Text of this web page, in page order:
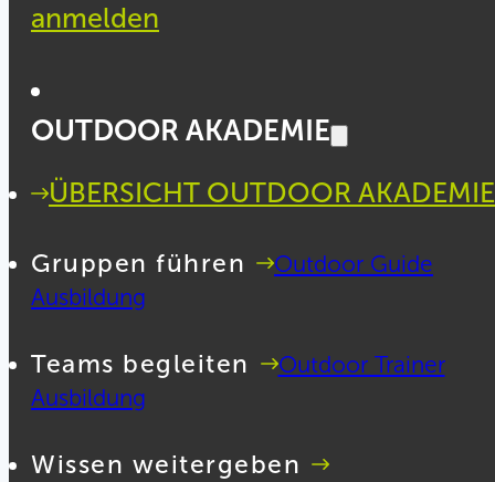
anmelden
OUTDOOR AKADEMIE
ÜBERSICHT OUTDOOR AKADEMIE
Gruppen führen
Outdoor Guide
Ausbildung
Teams begleiten
Outdoor Trainer
Ausbildung
Wissen weitergeben